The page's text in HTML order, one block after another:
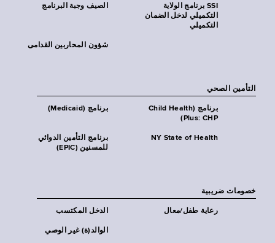
الصيف وجبة البرنامج
SSI برنامج الولاية
التكميلي لدخل الضمان
التكميلي
شؤون المحاربين القدامى
التأمين الصحي
برنامج (Medicaid)
برنامج (Child Health
Plus: CHP)
برنامج التأمين الدوائي
للمسنين (EPIC)
NY State of Health
خصومات ضريبية
الدخل المكتسب رعاية طفل/معال
الوالد(ة) غير الوصي